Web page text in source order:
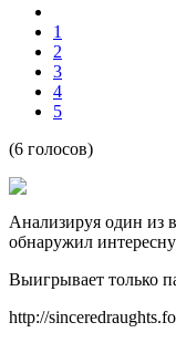
1
2
3
4
5
(6 голосов)
Анализируя один из
обнаружил
Выигрывает только
http://